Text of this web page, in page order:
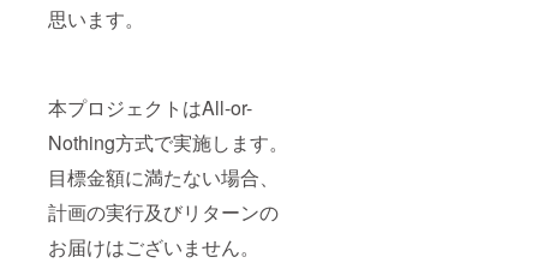
思います。
本プロジェクトはAll-or-
Nothing方式で実施します。
目標金額に満たない場合、
計画の実行及びリターンの
お届けはございません。